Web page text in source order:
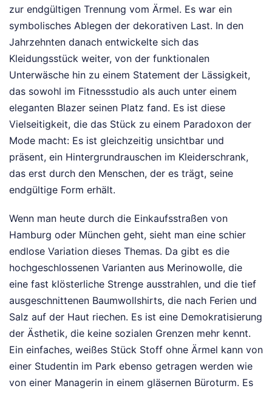
zur endgültigen Trennung vom Ärmel. Es war ein
symbolisches Ablegen der dekorativen Last. In den
Jahrzehnten danach entwickelte sich das
Kleidungsstück weiter, von der funktionalen
Unterwäsche hin zu einem Statement der Lässigkeit,
das sowohl im Fitnessstudio als auch unter einem
eleganten Blazer seinen Platz fand. Es ist diese
Vielseitigkeit, die das Stück zu einem Paradoxon der
Mode macht: Es ist gleichzeitig unsichtbar und
präsent, ein Hintergrundrauschen im Kleiderschrank,
das erst durch den Menschen, der es trägt, seine
endgültige Form erhält.
Wenn man heute durch die Einkaufsstraßen von
Hamburg oder München geht, sieht man eine schier
endlose Variation dieses Themas. Da gibt es die
hochgeschlossenen Varianten aus Merinowolle, die
eine fast klösterliche Strenge ausstrahlen, und die tief
ausgeschnittenen Baumwollshirts, die nach Ferien und
Salz auf der Haut riechen. Es ist eine Demokratisierung
der Ästhetik, die keine sozialen Grenzen mehr kennt.
Ein einfaches, weißes Stück Stoff ohne Ärmel kann von
einer Studentin im Park ebenso getragen werden wie
von einer Managerin in einem gläsernen Büroturm. Es